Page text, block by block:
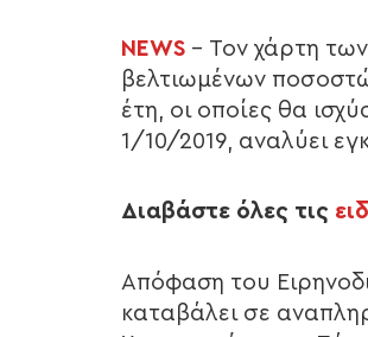
NEWS – Τον χάρτη
βελτιωμένων
έτη, οι οποίες θα
1/10/2019, αναλύει
Διαβάστε όλες τις
Aπόφαση του
καταβάλει σε